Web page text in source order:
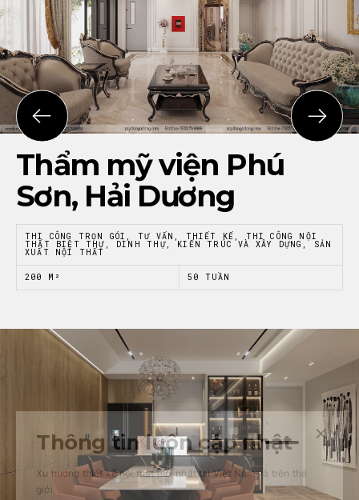
Thông tin luôn cập nhật
Xu hướng thiết kế nội thất mới nhất tại Việt Nam và trên thế
giới
Thẩm mỹ viện Phú
Sơn, Hải Dương
THI CÔNG TRỌN GÓI, TƯ VẤN, THIẾT KẾ, THI CÔNG NỘI
THẤT BIỆT THỰ, DINH THỰ, KIẾN TRÚC VÀ XÂY DỰNG, SẢN
XUẤT NỘI THẤT
200 M² 50 TUẦN